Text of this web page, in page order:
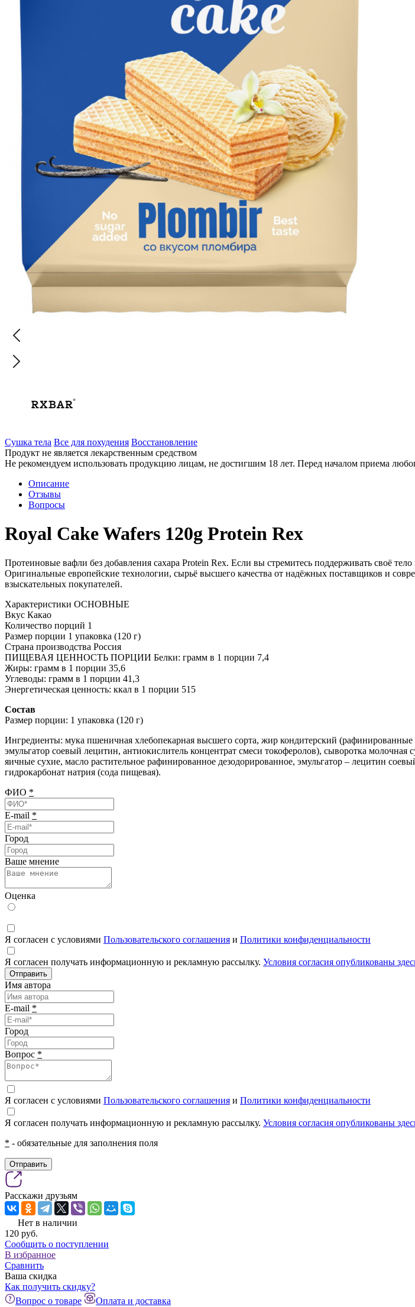
Сушка тела Все для похудения Восстановление
Продукт не является лекарственным средством
Не рекомендуем использовать продукцию лицам, не достигшим 18 лет. Перед началом приема
Описание
Отзывы
Вопросы
Royal Cake Wafers 120g Protein Rex
Протеиновые вафли без добавления сахара Protein Rex. Если вы стремитесь поддерживать своё
Оригинальные европейские технологии, сырьё высшего качества от надёжных поставщиков и
взыскательных покупателей.
Характеристики ОСНОВНЫЕ
Вкус Какао
Количество порций 1
Размер порции 1 упаковка (120 г)
Страна производства Россия
ПИЩЕВАЯ ЦЕННОСТЬ ПОРЦИИ Белки: грамм в 1 порции 7,4
Жиры: грамм в 1 порции 35,6
Углеводы: грамм в 1 порции 41,3
Энергетическая ценность: ккал в 1 порции 515
Состав
Размер порции: 1 упаковка (120 г)
Ингредиенты: мука пшеничная хлебопекарная высшего сорта, жир кондитерский
эмульгатор соевый лецитин, антиокислитель концентрат смеси токоферолов), сыворотка
яичные сухие, масло растительное рафинированное дезодорированное, эмульгатор – лецитин
гидрокарбонат натрия (сода пищевая).
ФИО *
E-mail *
Город
Ваше мнение
Оценка
Я согласен с условиями Пользовательского соглашения и Политики конфиденциальности
Я согласен получать информационную и рекламную рассылку. Условия согласия опубликованы
Отправить
Имя автора
E-mail *
Город
Вопрос *
Я согласен с условиями Пользовательского соглашения и Политики конфиденциальности
Я согласен получать информационную и рекламную рассылку. Условия согласия опубликованы
* - обязательные для заполнения поля
Отправить
Расскажи друзьям
Нет в наличии
120 pуб.
Сообщить о поступлении
В избранное
Сравнить
Ваша скидка
Как получить скидку?
Вопрос о товаре
Оплата и доставка